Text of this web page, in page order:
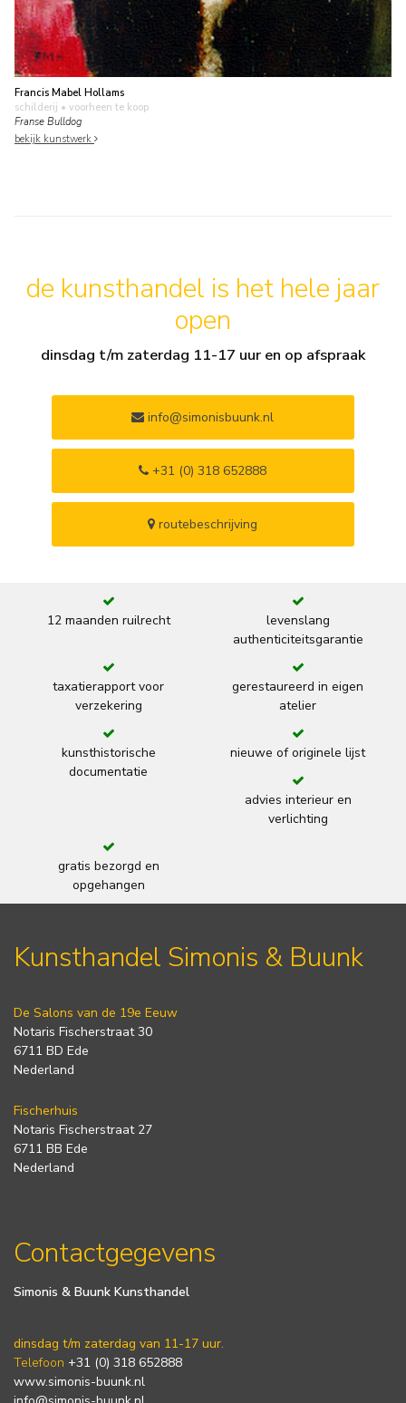
Francis Mabel Hollams
schilderij • voorheen te koop
Franse Bulldog
bekijk kunstwerk
de kunsthandel is het hele jaar
open
dinsdag t/m zaterdag 11-17 uur en op afspraak
info@simonisbuunk.nl
+31 (0) 318 652888
routebeschrijving
12 maanden ruilrecht
levenslang
authenticiteitsgarantie
taxatierapport voor
verzekering
gerestaureerd in eigen
atelier
kunsthistorische
documentatie
nieuwe of originele lijst
advies interieur en
verlichting
gratis bezorgd en
opgehangen
Kunsthandel Simonis & Buunk
De Salons van de 19e Eeuw
Notaris Fischerstraat 30
6711 BD Ede
Nederland
Fischerhuis
Notaris Fischerstraat 27
6711 BB Ede
Nederland
Contactgegevens
Simonis & Buunk Kunsthandel
dinsdag t/m zaterdag van 11-17 uur.
Telefoon +31 (0) 318 652888
www.simonis-buunk.nl